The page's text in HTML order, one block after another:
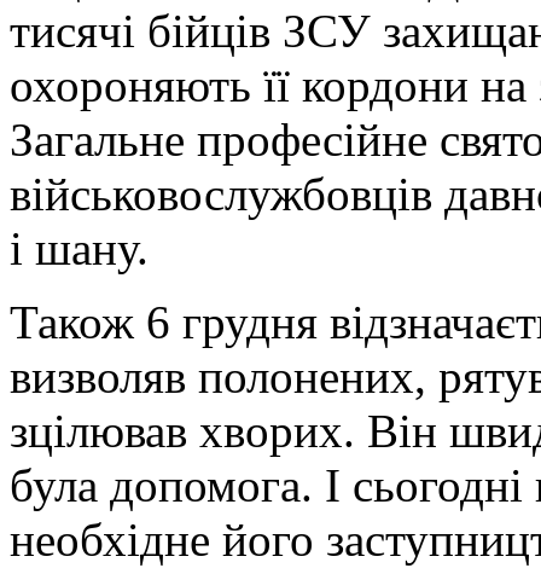
тисячі бійців ЗСУ
охороняють її кордони на
Загальне професійне
військовослужбовців
і шану.
Також 6 грудня
визволяв полонених,
зцілював хворих. Він
була допомога. І
необхідне його